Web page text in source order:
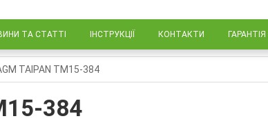
ТА СТАТТІ ІНСТРУКЦІЇ КОНТАКТИ
TAIPAN TM15-384
384